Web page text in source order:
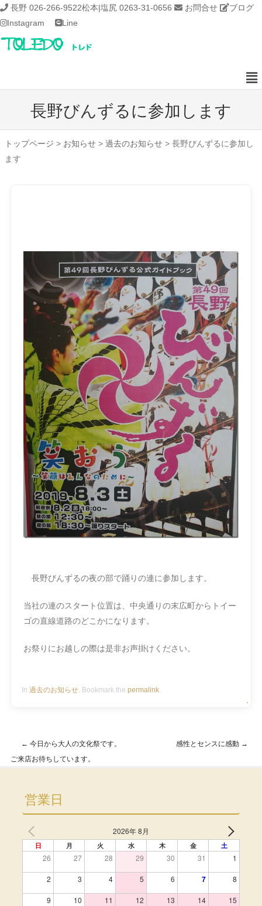
長野 026-266-9522松本|塩尻 0263-31-0656 お問合せ
ブログ
Instagram
Line
長野びんずるに参加します
トップページ > お知らせ > 過去のお知らせ > 長野びんずるに参加し
ます
長野びんずるの夜の部で踊りの連に参加します。
当社の連のスタート位置は、中央通りの末広町からトイー
ゴの直線道路のどこかになります。
お祭りにお越しの際は是非お声掛けください。
In 過去のお知らせ. Bookmark the permalink.
・
Post navigation
← 今日から大人の文化祭です。
ご来店お待ちしています。
感性とセンスに感動 →
営業日
2026年 8月
日 月 火 水 木 金 土
26 27 28 29 30 31 1
2 3 4 5 6 7 8
9 10 11 12 13 14 15